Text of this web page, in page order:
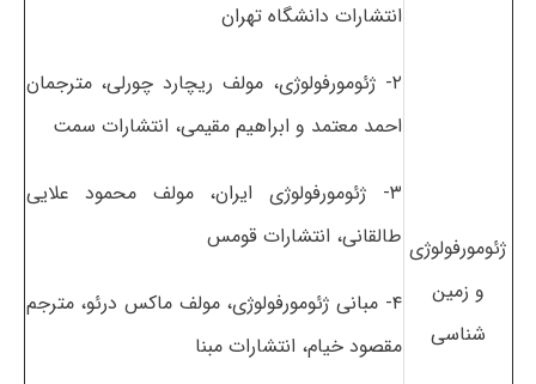
ژئومورفولوژی
و زمین
شناسی
انتشارات دانشگاه تهران
۲- ژئومورفولوژی، مولف ریچارد چورلی، مترجمان
احمد معتمد و ابراهیم مقیمی، انتشارات سمت
۳- ژئومورفولوژی ایران، مولف محمود علایی
طالقانی، انتشارات قومس
۴- مبانی ژئومورفولوژی، مولف ماکس درئو، مترجم
مقصود خیام، انتشارات مبنا